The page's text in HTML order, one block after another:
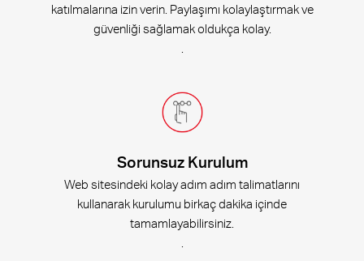
katılmalarına izin verin. Paylaşımı kolaylaştırmak ve
güvenliği sağlamak oldukça kolay.
.
Sorunsuz Kurulum
Web sitesindeki kolay adım adım talimatlarını
kullanarak kurulumu birkaç dakika içinde
tamamlayabilirsiniz.
.